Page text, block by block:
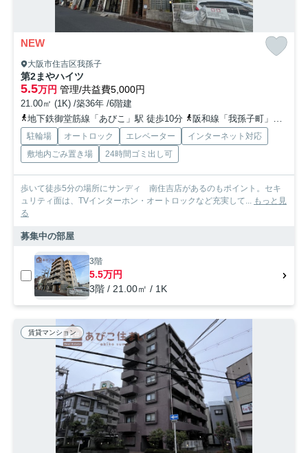
NEW
大阪市住吉区我孫子
第2まやハイツ
5.5万円 管理/共益費5,000円
21.00㎡ (1K) /築36年 /6階建
地下鉄御堂筋線「あびこ」駅 徒歩10分
阪和線「我孫子町」駅 徒歩3分
駐輪場 オートロック エレベーター
インターネット対応
敷地内ごみ置き場
24時間ゴミ出し可
歩いて徒歩5分の場所にサンディ 南住吉店があるのもポイント。セキ
ュリティ面は、TVインターホン・オートロックなど充実して... もっと見
る
募集中の部屋
3階
5.5万円
3階 / 21.00㎡ / 1K
賃貸マンション